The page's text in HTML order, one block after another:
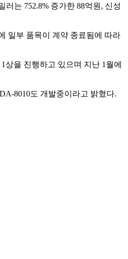
는 752.8% 증가한 88억원, 신성
일부 품목이 계약 종료됨에 따라
상을 진행하고 있으며 지난 1월에
8010도 개발중이라고 밝혔다.